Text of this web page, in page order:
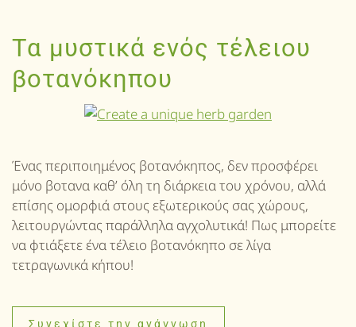
Τα μυστικά ενός τέλειου
βοτανόκηπου
Ένας περιποιημένος βοτανόκηπος, δεν προσφέρει
μόνο βοτανα καθ’ όλη τη διάρκεια του χρόνου, αλλά
επίσης ομορφιά στους εξωτερικούς σας χώρους,
λειτουργώντας παράλληλα αγχολυτικά! Πως μπορείτε
να φτιάξετε ένα τέλειο βοτανόκηπο σε λίγα
τετραγωνικά κήπου!
Συνεχίστε την ανάγνωση